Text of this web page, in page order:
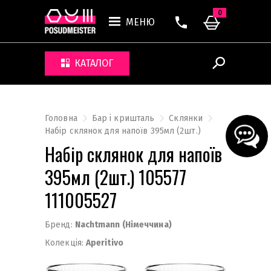
МЕНЮ
КАТАЛОГ
0
Головна Бар і кришталь
Склянки
Набір склянок для напоїв 395мл (2шт.)
Набір склянок для напоїв
395мл (2шт.) 105577
111005527
Бренд: Nachtmann (Німеччина)
Колекція: Aperitivo